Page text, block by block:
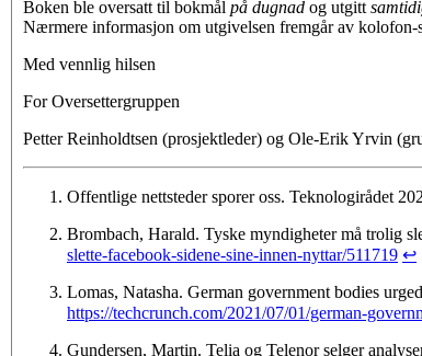
Boken ble oversatt til bokmål på dugnad og utgitt
Nærmere informasjon om utgivelsen frem­går av kolofon-
Med vennlig hilsen
For Oversettergruppen
Petter Reinholdtsen (prosjektleder) og Ole-Erik Yrvin
Offentlige nettsteder sporer oss. Teknologirådet
Brombach, Harald. Tyske myndigheter må trolig
slette-facebook-sidene-sine-innen-nyttar/511719 ↩
Lomas, Natasha. German government bodies
https://techcrunch.com/2021/07/01/german-
Gundersen, Martin. Telia og Telenor selger